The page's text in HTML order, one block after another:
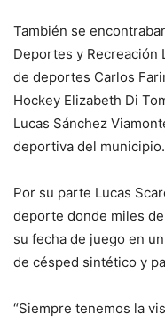
También se
Deportes y Recreación
de deportes Carlos
Hockey Elizabeth Di
Lucas Sánchez
deportiva del municipio.
Por su parte Lucas
deporte donde miles
su fecha de juego en
de césped sintético y
“Siempre tenemos la